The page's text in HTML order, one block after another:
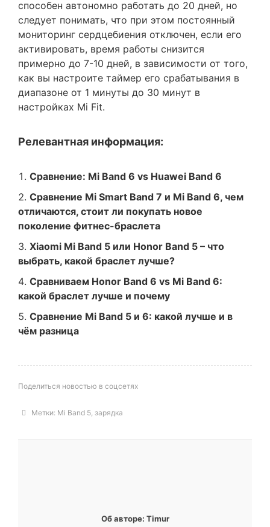
способен автономно работать до 20 дней, но
следует понимать, что при этом постоянный
мониторинг сердцебиения отключен, если его
активировать, время работы снизится
примерно до 7-10 дней, в зависимости от того,
как вы настроите таймер его срабатывания в
диапазоне от 1 минуты до 30 минут в
настройках Mi Fit.
Релевантная информация:
Сравнение: Mi Band 6 vs Huawei Band 6
Сравнение Mi Smart Band 7 и Mi Band 6, чем
отличаются, стоит ли покупать новое
поколение фитнес-браслета
Xiaomi Mi Band 5 или Honor Band 5 – что
выбрать, какой браслет лучше?
Сравниваем Honor Band 6 vs Mi Band 6:
какой браслет лучше и почему
Сравнение Mi Band 5 и 6: какой лучше и в
чём разница
Поделиться новостью в соцсетях
Метки: Mi Band 5 зарядка
Об авторе: Timur